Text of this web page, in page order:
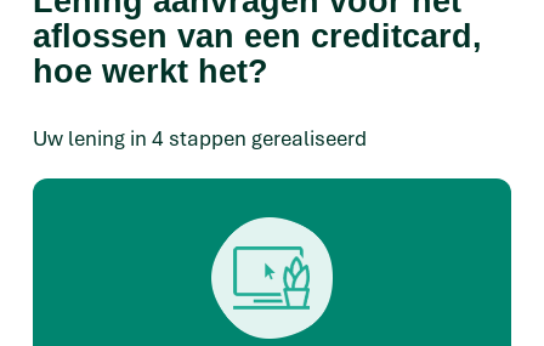
aflossen van een creditcard,
hoe werkt het?
Uw lening in 4 stappen gerealiseerd